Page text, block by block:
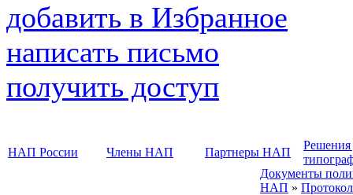
добавить в Избранное
написать письмо
получить доступ
НАП России Члены НАП Партнеры НАП
Решения
Документы
НАП »